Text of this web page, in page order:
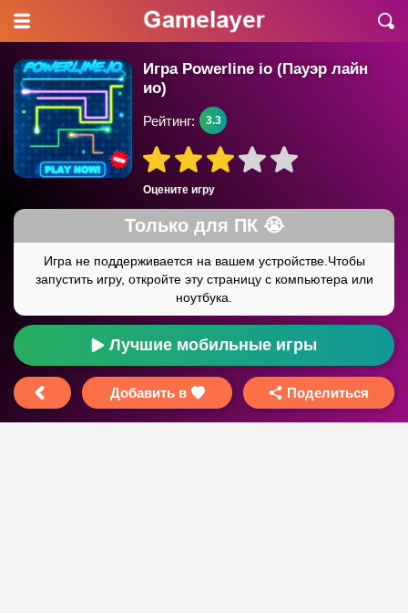
Игра Powerline io (Пауэр лайн
ио)
Оцените игру
Рейтинг: 3.3
Лучшие мобильные игры
Добавить в Поделиться